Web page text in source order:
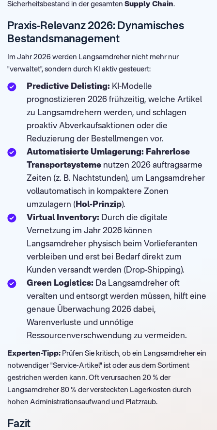
Sicherheitsbestand in der gesamten Supply Chain.
Praxis-Relevanz 2026: Dynamisches
Bestandsmanagement
Im Jahr 2026 werden Langsamdreher nicht mehr nur
"verwaltet", sondern durch KI aktiv gesteuert:
Predictive Delisting: KI-Modelle
prognostizieren 2026 frühzeitig, welche Artikel
zu Langsamdrehern werden, und schlagen
proaktiv Abverkaufsaktionen oder die
Reduzierung der Bestellmengen vor.
Automatisierte Umlagerung: Fahrerlose
Transportsysteme nutzen 2026 auftragsarme
Zeiten (z. B. Nachtstunden), um Langsamdreher
vollautomatisch in kompaktere Zonen
umzulagern ( Hol-Prinzip).
Virtual Inventory: Durch die digitale
Vernetzung im Jahr 2026 können
Langsamdreher physisch beim Vorlieferanten
verbleiben und erst bei Bedarf direkt zum
Kunden versandt werden (Drop-Shipping).
Green Logistics: Da Langsamdreher oft
veralten und entsorgt werden müssen, hilft eine
genaue Überwachung 2026 dabei,
Warenverluste und unnötige
Ressourcenverschwendung zu vermeiden.
Experten-Tipp: Prüfen Sie kritisch, ob ein Langsamdreher ein
notwendiger "Service-Artikel" ist oder aus dem Sortiment
gestrichen werden kann. Oft verursachen 20 % der
Langsamdreher 80 % der versteckten Lagerkosten durch
hohen Administrationsaufwand und Platzraub.
Fazit